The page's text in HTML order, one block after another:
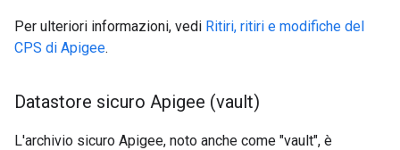
Per ulteriori informazioni, vedi Ritiri, ritiri e modifiche del
CPS di Apigee.
Datastore sicuro Apigee (vault)
L'archivio sicuro Apigee, noto anche come "vault", è